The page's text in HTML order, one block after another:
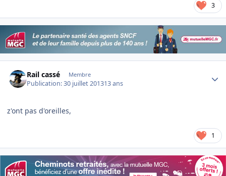
3
Rail cassé Membre
Publication:30 juillet 201313 ans
z'ont pas d'oreilles,
1